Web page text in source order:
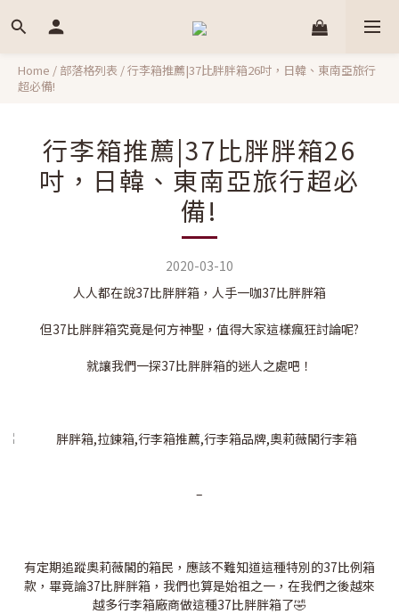
Home / 部落格列表 /行李箱推薦|37比胖胖箱26吋，日韓、東南亞旅行
超必備!
行李箱推薦|37比胖胖箱26
吋，日韓、東南亞旅行超必
備!
2020-03-10
人人都在說37比胖胖箱，人手一咖37比胖胖箱
但37比胖胖箱究竟是何方神聖，值得大家這樣瘋狂討論呢?
就讓我們一探37比胖胖箱的迷人之處吧！
–
有定期追蹤奧莉薇閣的箱民，應該不難知道這種特別的37比例箱
款，畢竟論37比胖胖箱，我們也算是始祖之一，在我們之後越來
越多行李箱廠商做這種37比胖胖箱了🤣